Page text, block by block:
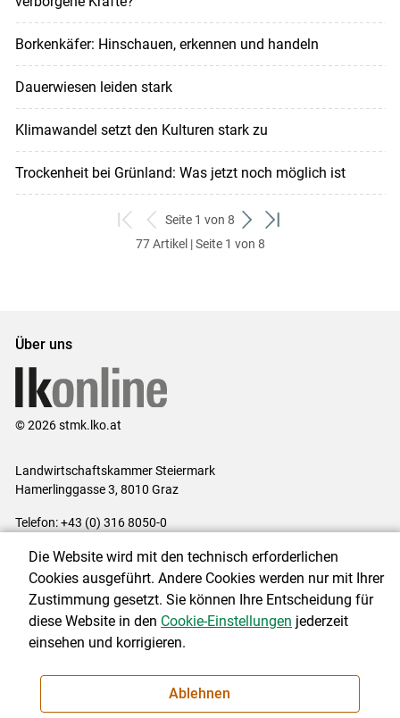
Borkenkäfer: Hinschauen, erkennen und handeln
Dauerwiesen leiden stark
Klimawandel setzt den Kulturen stark zu
Trockenheit bei Grünland: Was jetzt noch möglich ist
zum
ersten
zurück
zum
Seite 1 von 8
weiter
zum
zum
77 Artikel | Seite 1 von 8
Über uns
© 2026 stmk.lko.at
Landwirtschaftskammer Steiermark
Hamerlinggasse 3, 8010 Graz
Telefon: +43 (0) 316 8050-0
Impressum|Kontakt|Datenschutzerklärung|Barrierefreiheit|
Cookie-Einstellungen
NEWSLETTER
Die Website wird mit den technisch erforderlichen
Cookies ausgeführt. Andere Cookies werden nur mit Ihrer
Zustimmung gesetzt. Sie können Ihre Entscheidung für
diese Website in den Cookie-Einstellungen jederzeit
einsehen und korrigieren.
Ablehnen